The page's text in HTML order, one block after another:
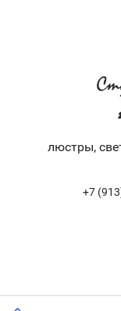
люстры,
+7